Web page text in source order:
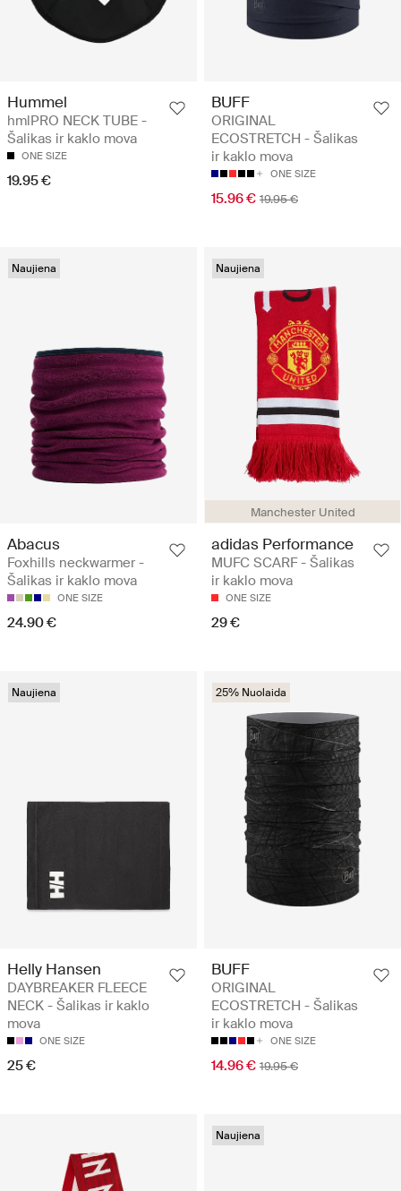
Hummel
hmlPRO NECK TUBE -
Šalikas ir kaklo mova
ONE SIZE
19.95 €
BUFF
ORIGINAL
ECOSTRETCH - Šalikas
ir kaklo mova
ONE SIZE
15.96 € 19.95 €
Naujiena
Abacus
Foxhills neckwarmer -
Šalikas ir kaklo mova
ONE SIZE
24.90 €
Manchester United
Naujiena
adidas Performance
MUFC SCARF - Šalikas
ir kaklo mova
ONE SIZE
29 €
Naujiena
Helly Hansen
DAYBREAKER FLEECE
NECK - Šalikas ir kaklo
mova
ONE SIZE
25 €
25% Nuolaida
BUFF
ORIGINAL
ECOSTRETCH - Šalikas
ir kaklo mova
ONE SIZE
14.96 € 19.95 €
Naujiena